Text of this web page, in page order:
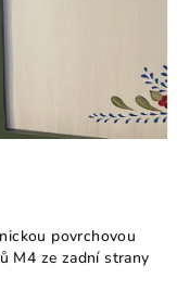
povrchovou
M4 ze zadní strany